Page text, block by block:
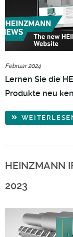
Februar 2024
Lernen Sie die
Produkte neu
HEINZMANN
2023